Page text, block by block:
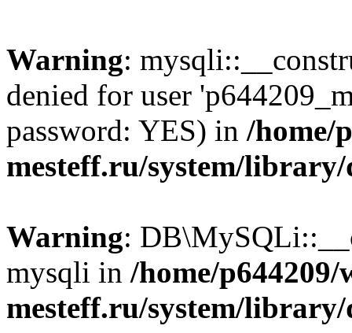
Warning:
denied for user
password: YES) in /home/
mesteff.ru/system/
Warning:
mysqli in /home/
mesteff.ru/system/